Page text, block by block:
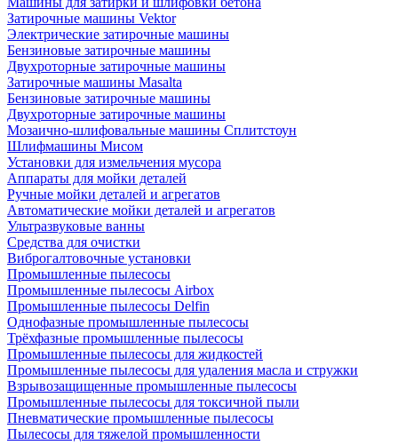
Затирочные машины Vektor
Электрические затирочные машины
Бензиновые затирочные машины
Двухроторные затирочные машины
Затирочные машины Masalta
Бензиновые затирочные машины
Двухроторные затирочные машины
Мозаично-шлифовальные машины Сплитстоун
Шлифмашины Мисом
Установки для измельчения мусора
Аппараты для мойки деталей
Ручные мойки деталей и агрегатов
Автоматические мойки деталей и агрегатов
Ультразвуковые ванны
Средства для очистки
Виброгалтовочные установки
Промышленные пылесосы
Промышленные пылесосы Airbox
Промышленные пылесосы Delfin
Однофазные промышленные пылесосы
Трёхфазные промышленные пылесосы
Промышленные пылесосы для жидкостей
Промышленные пылесосы для удаления масла и стружки
Взрывозащищенные промышленные пылесосы
Промышленные пылесосы для токсичной пыли
Пневматические промышленные пылесосы
Пылесосы для тяжелой промышленности